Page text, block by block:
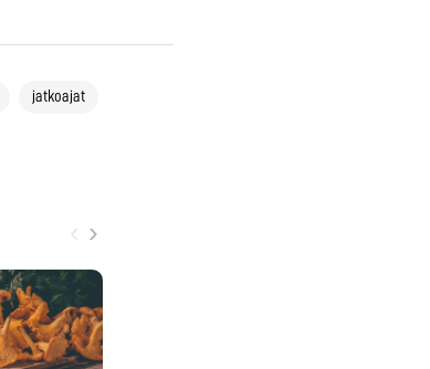
jatkoajat
›